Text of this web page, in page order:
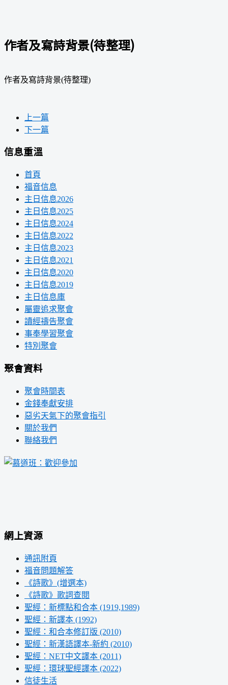
作者及寫詩背景(待整理)
作者及寫詩背景(待整理)
上一篇
下一篇
信息重溫
首頁
福音信息
主日信息2026
主日信息2025
主日信息2024
主日信息2022
主日信息2023
主日信息2021
主日信息2020
主日信息2019
主日信息庫
屬靈追求聚會
讀經禱告聚會
事奉學習聚會
特別聚會
聚會資料
聚會時間表
金錢奉獻安排
惡劣天氣下的聚會指引
關於我們
聯絡我們
網上資源
通訊附頁
福音問題解答
《詩歌》(增選本)
《詩歌》歌詞查閱
聖經：新標點和合本 (1919,1989)
聖經：新譯本 (1992)
聖經：和合本修訂版 (2010)
聖經：新漢語譯本-新約 (2010)
聖經：NET中文譯本 (2011)
聖經：環球聖經譯本 (2022)
信徒生活